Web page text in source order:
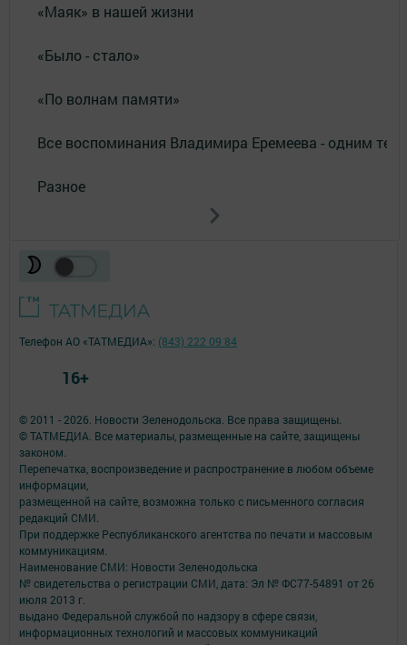
«Маяк» в нашей жизни
«Было - стало»
«По волнам памяти»
Все воспоминания Владимира Еремеева - одним
Разное
© 2011 - 2026. Новости Зеленодольска. Все права защищены.
© ТАТМЕДИА. Все материалы, размещенные на сайте, защищены
законом.
Перепечатка, воспроизведение и распространение в любом объеме
информации,
размещенной на сайте, возможна только с письменного согласия
редакций СМИ.
При поддержке Республиканского агентства по печати и массовым
коммуникациям.
Наименование СМИ: Новости Зеленодольска
№ свидетельства о регистрации СМИ, дата: Эл № ФС77-54891 от 26
июля 2013 г.
выдано Федеральной службой по надзору в сфере связи,
информационных технологий и массовых коммуникаций
Телефон АО «ТАТМЕДИА»: (843) 222 09 84
16+